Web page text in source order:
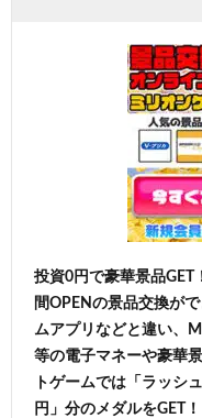
投資0円で豪華景品
間OPENの景品交換が
ムアプリなどと違い、
等の電子マネーや豪華
トゲームでは「ラッシ
円」分のメダルをGET